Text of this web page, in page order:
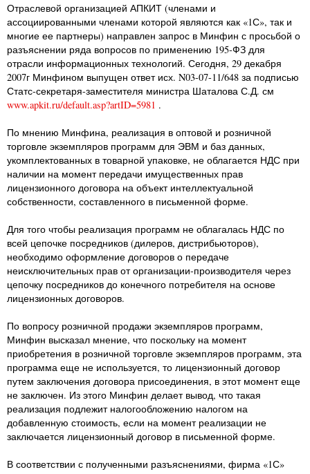
Отраслевой организацией АПКИТ (членами и
ассоциированными членами которой являются как «1С», так и
многие ее партнеры) направлен запрос в Минфин с просьбой о
разъяснении ряда вопросов по применению 195-ФЗ для
отрасли информационных технологий. Сегодня, 29 декабря
2007г Минфином выпущен ответ исх. N03-07-11/648 за подписью
Статс-секретаря-заместителя министра Шаталова С.Д. см
www.apkit.ru/default.asp?artID=5981 .
По мнению Минфина, реализация в оптовой и розничной
торговле экземпляров программ для ЭВМ и баз данных,
укомплектованных в товарной упаковке, не облагается НДС при
наличии на момент передачи имущественных прав
лицензионного договора на объект интеллектуальной
собственности, составленного в письменной форме.
Для того чтобы реализация программ не облагалась НДС по
всей цепочке посредников (дилеров, дистрибьюторов),
необходимо оформление договоров о передаче
неисключительных прав от организации-производителя через
цепочку посредников до конечного потребителя на основе
лицензионных договоров.
По вопросу розничной продажи экземпляров программ,
Минфин высказал мнение, что поскольку на момент
приобретения в розничной торговле экземпляров программ, эта
программа еще не используется, то лицензионный договор
путем заключения договора присоединения, в этот момент еще
не заключен. Из этого Минфин делает вывод, что такая
реализация подлежит налогообложению налогом на
добавленную стоимость, если на момент реализации не
заключается лицензионный договор в письменной форме.
В соответствии с полученными разъяснениями, фирма «1С»